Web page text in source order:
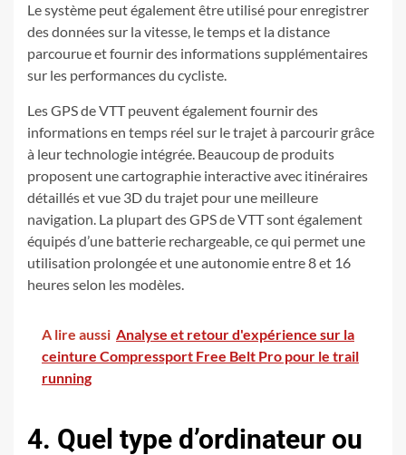
Le système peut également être utilisé pour enregistrer
des données sur la vitesse, le temps et la distance
parcourue et fournir des informations supplémentaires
sur les performances du cycliste.
Les GPS de VTT peuvent également fournir des
informations en temps réel sur le trajet à parcourir grâce
à leur technologie intégrée. Beaucoup de produits
proposent une cartographie interactive avec itinéraires
détaillés et vue 3D du trajet pour une meilleure
navigation. La plupart des GPS de VTT sont également
équipés d’une batterie rechargeable, ce qui permet une
utilisation prolongée et une autonomie entre 8 et 16
heures selon les modèles.
A lire aussi Analyse et retour d'expérience sur la
ceinture Compressport Free Belt Pro pour le trail
running
4. Quel type d’ordinateur ou